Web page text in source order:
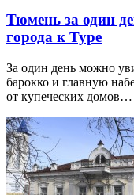
Тюмень за один
города к Туре
За один день можно
барокко и главную
от купеческих домов…